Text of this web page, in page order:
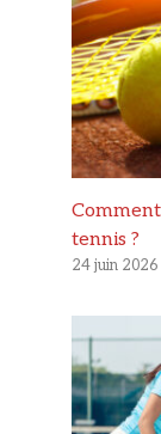
tennis ?
24 juin 2026